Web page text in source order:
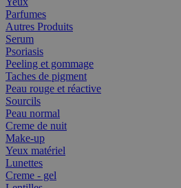
Parfumes
Autres Produits
Serum
Psoriasis
Peeling et gommage
Taches de pigment
Peau rouge et réactive
Sourcils
Peau normal
Creme de nuit
Make-up
Yeux matériel
Lunettes
Creme - gel